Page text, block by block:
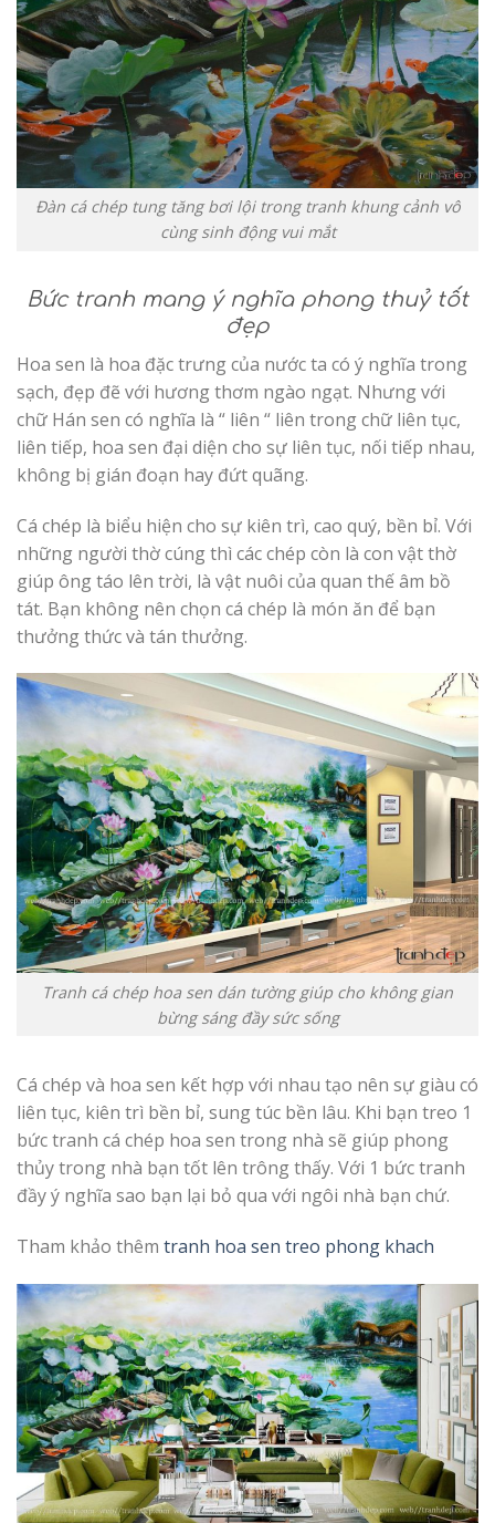
Đàn cá chép tung tăng bơi lội trong tranh khung cảnh vô
cùng sinh động vui mắt
Bức tranh mang ý nghĩa phong thuỷ tốt
đẹp
Hoa sen là hoa đặc trưng của nước ta có ý nghĩa trong
sạch, đẹp đẽ với hương thơm ngào ngạt. Nhưng với
chữ Hán sen có nghĩa là “ liên “ liên trong chữ liên tục,
liên tiếp, hoa sen đại diện cho sự liên tục, nối tiếp nhau,
không bị gián đoạn hay đứt quãng.
Cá chép là biểu hiện cho sự kiên trì, cao quý, bền bỉ. Với
những người thờ cúng thì các chép còn là con vật thờ
giúp ông táo lên trời, là vật nuôi của quan thế âm bồ
tát. Bạn không nên chọn cá chép là món ăn để bạn
thưởng thức và tán thưởng.
Tranh cá chép hoa sen dán tường giúp cho không gian
bừng sáng đầy sức sống
Cá chép và hoa sen kết hợp với nhau tạo nên sự giàu có
liên tục, kiên trì bền bỉ, sung túc bền lâu. Khi bạn treo 1
bức tranh cá chép hoa sen trong nhà sẽ giúp phong
thủy trong nhà bạn tốt lên trông thấy. Với 1 bức tranh
đầy ý nghĩa sao bạn lại bỏ qua với ngôi nhà bạn chứ.
Tham khảo thêm tranh hoa sen treo phong khach